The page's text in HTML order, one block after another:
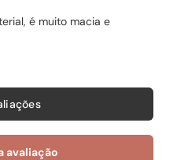
é muito macia e
avaliação